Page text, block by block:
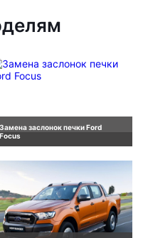
Замена заслонок печки Ford
Focus